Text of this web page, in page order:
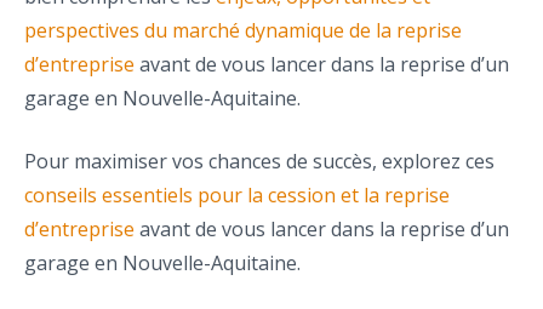
perspectives du marché dynamique de la reprise
d’entreprise avant de vous lancer dans la reprise d’un
garage en Nouvelle-Aquitaine.
Pour maximiser vos chances de succès, explorez ces
conseils essentiels pour la cession et la reprise
d’entreprise avant de vous lancer dans la reprise d’un
garage en Nouvelle-Aquitaine.